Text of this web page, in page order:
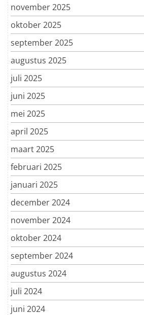
november 2025
oktober 2025
september 2025
augustus 2025
juli 2025
juni 2025
mei 2025
april 2025
maart 2025
februari 2025
januari 2025
december 2024
november 2024
oktober 2024
september 2024
augustus 2024
juli 2024
juni 2024